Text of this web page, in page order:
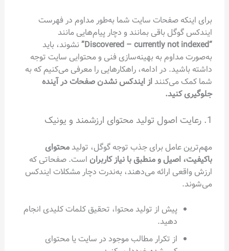
برای اینکه صفحات سایت شما به‌طور مداوم در فهرست
ایندکس گوگل باقی بمانند و دچار پیام‌هایی مانند
“Discovered – currently not indexed”
نشوند، باید
به‌صورت مداوم به بهینه‌سازی فنی و محتوایی سایت توجه
داشته باشید. در ادامه، راهکارهایی را معرفی می‌کنیم که به
شما کمک می‌کنند از ایندکس نشدن صفحات در آینده
جلوگیری کنید.
1. رعایت اصول تولید محتوای ارزشمند و یونیک
مهم‌ترین عامل برای جذب توجه گوگل، تولید محتوای
باکیفیت، اصیل و منطبق با نیاز کاربران است. صفحاتی که
ارزش واقعی ارائه می‌دهند، به‌ندرت دچار مشکلات ایندکس
می‌شوند.
پیش از تولید محتوا، تحقیق کلمات کلیدی انجام
دهید.
از تکرار مطالب موجود در سایت یا محتوای